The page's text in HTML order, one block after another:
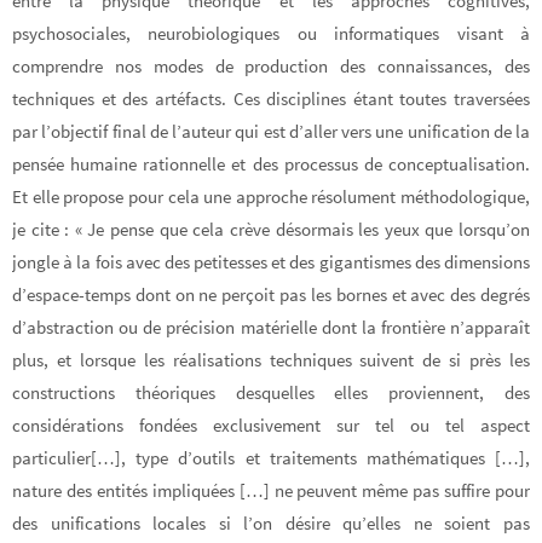
psychosociales, neurobiologiques ou informatiques visant à
comprendre nos modes de production des connaissances, des
techniques et des artéfacts. Ces disciplines étant toutes traversées
par l’objectif final de l’auteur qui est d’aller vers une unification de la
pensée humaine rationnelle et des processus de conceptualisation.
Et elle propose pour cela une approche résolument méthodologique,
je cite : « Je pense que cela crève désormais les yeux que lorsqu’on
jongle à la fois avec des petitesses et des gigantismes des dimensions
d’espace-temps dont on ne perçoit pas les bornes et avec des degrés
d’abstraction ou de précision matérielle dont la frontière n’apparaît
plus, et lorsque les réalisations techniques suivent de si près les
constructions théoriques desquelles elles proviennent, des
considérations fondées exclusivement sur tel ou tel aspect
particulier[…], type d’outils et traitements mathématiques […],
nature des entités impliquées […] ne peuvent même pas suffire pour
des unifications locales si l’on désire qu’elles ne soient pas